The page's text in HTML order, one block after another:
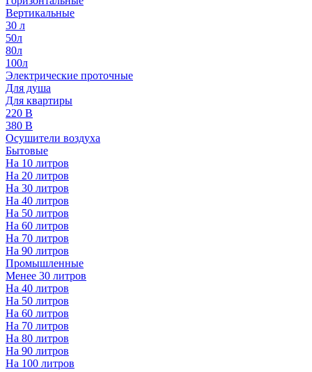
Вертикальные
30 л
50л
80л
100л
Электрические проточные
Для душа
Для квартиры
220 В
380 В
Осушители воздуха
Бытовые
На 10 литров
На 20 литров
На 30 литров
На 40 литров
На 50 литров
На 60 литров
На 70 литров
На 90 литров
Промышленные
Менее 30 литров
На 40 литров
На 50 литров
На 60 литров
На 70 литров
На 80 литров
На 90 литров
На 100 литров